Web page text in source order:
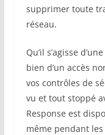
supprimer toute
réseau.
Qu’il s’agisse
bien d’un accès
vos contrôles de
vu et tout stoppé
Response est
même pendant les